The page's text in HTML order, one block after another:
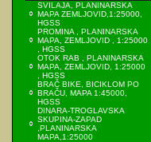
SVILAJA, PLANINARSKA
MAPA ZEMLJOVID,1:25000,
HGSS
PROMINA , PLANINARSKA
MAPA, ZEMLJOVID , 1:25000
, HGSS
OTOK RAB , PLANINARSKA
MAPA, ZEMLJOVID, 1:25000
, HGSS
BRAČ BIKE, BICIKLOM PO
BRAČU, MAPA 1:45000,
HGSS
DINARA-TROGLAVSKA
SKUPINA-ZAPAD
,PLANINARSKA
MAPA,1:25000